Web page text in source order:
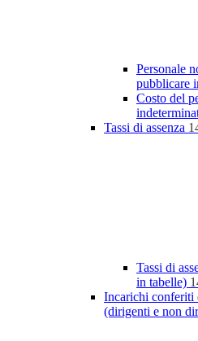
Personale
pubblicare
Costo del
Tassi di assenza
Tassi di
in tabelle)
Incarichi conferiti
(dirigenti e non